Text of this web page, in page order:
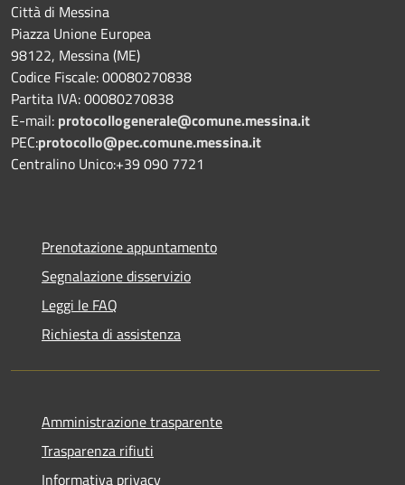
Città di Messina
Piazza Unione Europea
98122, Messina (ME)
Codice Fiscale: 00080270838
Partita IVA: 00080270838
E-mail: protocollogenerale@comune.messina.it
PEC:protocollo@pec.comune.messina.it
Centralino Unico:+39 090 7721
Prenotazione appuntamento
Segnalazione disservizio
Leggi le FAQ
Richiesta di assistenza
Amministrazione trasparente
Trasparenza rifiuti
Informativa privacy